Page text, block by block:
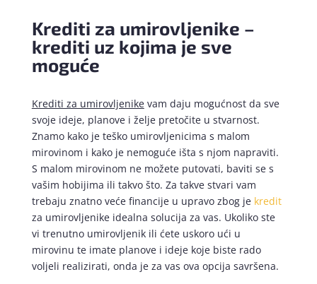
Krediti za umirovljenike –
krediti uz kojima je sve
moguće
Krediti za umirovljenikevam daju mogućnost da sve
svoje ideje, planove i želje pretočite u stvarnost.
Znamo kako je teško umirovljenicima s malom
mirovinom i kako je nemoguće išta s njom napraviti.
S malom mirovinom ne možete putovati, baviti se s
vašim hobijima ili takvo što. Za takve stvari vam
trebaju znatno veće financije u upravo zbog je kredit
za umirovljenike idealna solucija za vas. Ukoliko ste
vi trenutno umirovljenik ili ćete uskoro ući u
mirovinu te imate planove i ideje koje biste rado
voljeli realizirati, onda je za vas ova opcija savršena.